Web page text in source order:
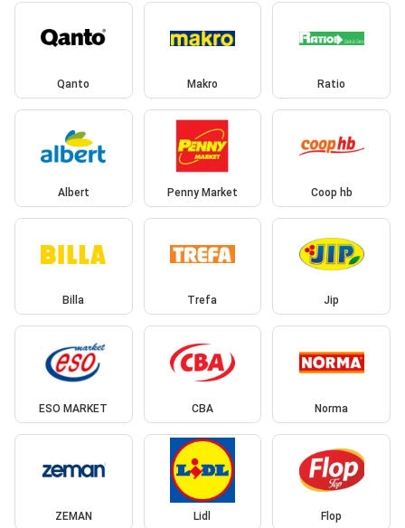
Qanto Makro Ratio
Albert Penny Market Coop hb
Billa Trefa Jip
ESO MARKET CBA Norma
ZEMAN Lidl Flop